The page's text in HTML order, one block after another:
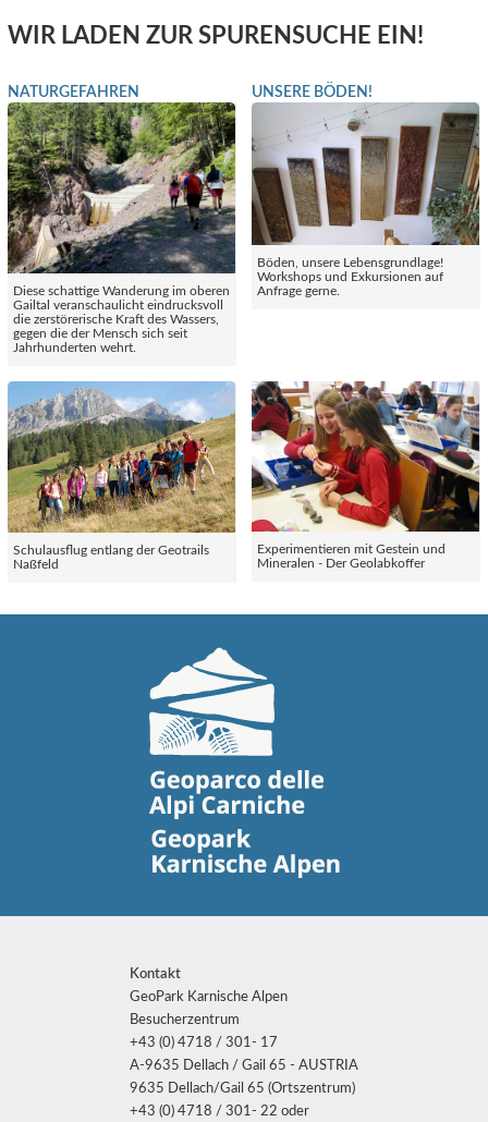
WIR LADEN ZUR SPURENSUCHE EIN!
NATURGEFAHREN
Diese schattige Wanderung im oberen
Gailtal veranschaulicht eindrucksvoll
die zerstörerische Kraft des Wassers,
gegen die der Mensch sich seit
Jahrhunderten wehrt.
UNSERE BÖDEN!
Böden, unsere Lebensgrundlage!
Workshops und Exkursionen auf
Anfrage gerne.
Schulausflug entlang der Geotrails
Naßfeld
Experimentieren mit Gestein und
Mineralen - Der Geolabkoffer
Kontakt
GeoPark Karnische Alpen
Besucherzentrum
+43 (0) 4718 / 301- 17
A-9635 Dellach / Gail 65 - AUSTRIA
9635 Dellach/Gail 65 (Ortszentrum)
+43 (0) 4718 / 301- 22 oder